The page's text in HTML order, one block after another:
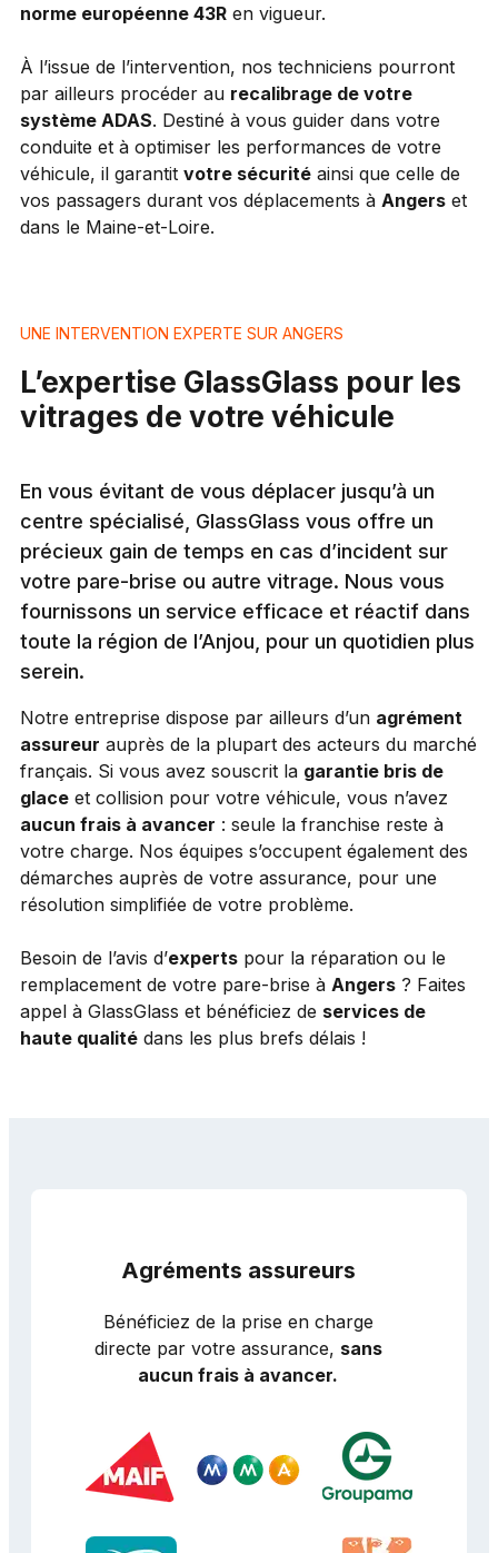
norme européenne 43R en vigueur.
À l’issue de l’intervention, nos techniciens pourront
par ailleurs procéder au recalibrage de votre
système ADAS. Destiné à vous guider dans votre
conduite et à optimiser les performances de votre
véhicule, il garantit votre sécurité ainsi que celle de
vos passagers durant vos déplacements à Angers et
dans le Maine-et-Loire.
UNE INTERVENTION EXPERTE SUR ANGERS
L’expertise GlassGlass pour les
vitrages de votre véhicule
En vous évitant de vous déplacer jusqu’à un
centre spécialisé, GlassGlass vous offre un
précieux gain de temps en cas d’incident sur
votre pare-brise ou autre vitrage. Nous vous
fournissons un service efficace et réactif dans
toute la région de l’Anjou, pour un quotidien plus
serein.
Notre entreprise dispose par ailleurs d’un agrément
assureur auprès de la plupart des acteurs du marché
français. Si vous avez souscrit la garantie bris de
glace et collision pour votre véhicule, vous n’avez
aucun frais à avancer : seule la franchise reste à
votre charge. Nos équipes s’occupent également des
démarches auprès de votre assurance, pour une
résolution simplifiée de votre problème.
Besoin de l’avis d’experts pour la réparation ou le
remplacement de votre pare-brise à Angers ? Faites
appel à GlassGlass et bénéficiez de services de
haute qualité dans les plus brefs délais !
Agréments assureurs
Bénéficiez de la prise en charge
directe par votre assurance, sans
aucun frais à avancer.